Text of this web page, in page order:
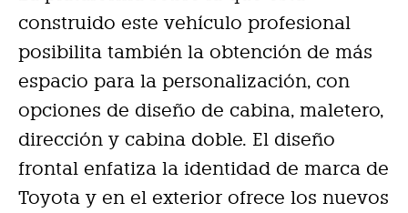
construido este vehículo profesional
posibilita también la obtención de más
espacio para la personalización, con
opciones de diseño de cabina, maletero,
dirección y cabina doble. El diseño
frontal enfatiza la identidad de marca de
Toyota y en el exterior ofrece los nuevos